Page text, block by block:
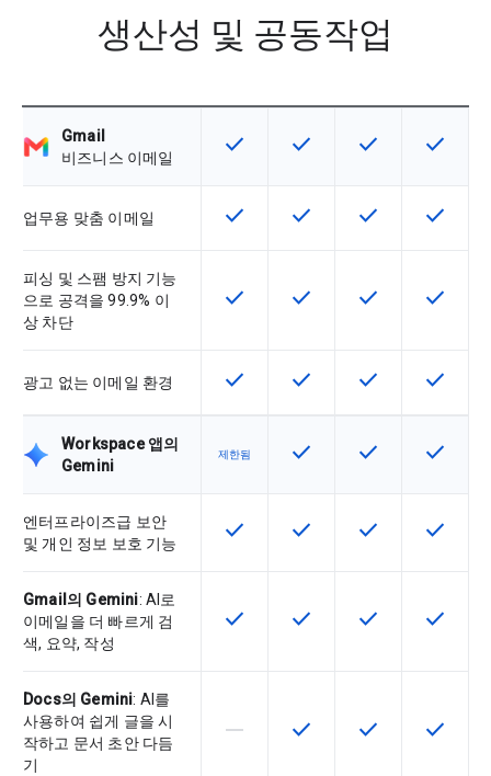
생산성 및 공동작업
Gmail
비즈니스 이메일
이 기능은 SKU에서 사용할 수 있습
check 이 기능은 SKU에서 사용
check 이 기능은 SKU
check 이 기능
check
업무용 맞춤 이메일 이 기능은 SKU에서 사용할 수 있습
check 이 기능은 SKU에서 사용
check 이 기능은 SKU
check 이 기능
check
피싱 및 스팸 방지 기능
으로 공격을 99.9% 이
상 차단
이 기능은 SKU에서 사용할 수 있습
check 이 기능은 SKU에서 사용
check 이 기능은 SKU
check 이 기능
check
광고 없는 이메일 환경 이 기능은 SKU에서 사용할 수 있습
check 이 기능은 SKU에서 사용
check 이 기능은 SKU
check 이 기능
check
Workspace 앱의
Gemini
제한됨 이 기능은 SKU에서 사용
check 이 기능은 SKU
check 이 기능
check
엔터프라이즈급 보안
및 개인 정보 보호 기능
이 기능은 SKU에서 사용할 수 있습
check 이 기능은 SKU에서 사용
check 이 기능은 SKU
check 이 기능
check
Gmail의 Gemini: AI로
이메일을 더 빠르게 검
색, 요약, 작성
이 기능은 SKU에서 사용할 수 있습
check 이 기능은 SKU에서 사용
check 이 기능은 SKU
check 이 기능
check
Docs의 Gemini: AI를
사용하여 쉽게 글을 시
작하고 문서 초안 다듬
기
이 기능은 이 SKU에서 지원되지
horizontal_rule 이 기능은 SKU에서 사용
check 이 기능은 SKU
check 이 기능
check